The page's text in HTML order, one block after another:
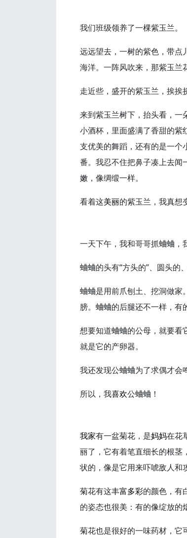
我们班级领养了一棵紫玉兰。
远远望去，一树的紫色，带点
海洋。一阵风吹来，那紫玉兰
走近些，盛开的紫玉兰，挨挨
来到紫玉兰树下，抬头看，一
小酒杯，里面盛满了香甜的紫
支优美的舞蹈，还有的是一个
番。我忍不住把鼻子凑上去闻
嫩，像绸缎一样。
看着这美丽的紫玉兰，我真想
一天下午，我和哥哥抓蛐蛐，
蛐蛐的头有“方头的”、圆头的
蛐蛐是用前爪刨土、挖洞做家
膀。蛐蛐的后腿还不一样，有
想要知道蛐蛐的公母，就要看
就是它的产卵器。
我还发现公蛐蛐为了求偶才会
所以，我喜欢公蛐蛐！
我家有一盆菊花，是妈妈在花
丽了，它有着笔直细长的根茎
状的，像是它用来吓唬敌人和
菊花有这丰富多彩的颜色，有
的姿态也很美：有的像绽放
菊花也是很好的一味药材，它